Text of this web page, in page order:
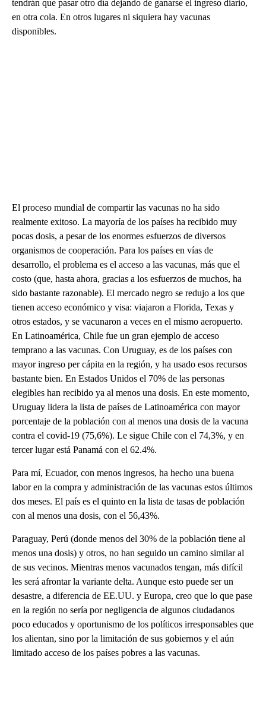
tendrán que pasar otro día dejando de ganarse el ingreso diario,
en otra cola. En otros lugares ni siquiera hay vacunas
disponibles.
El proceso mundial de compartir las vacunas no ha sido
realmente exitoso. La mayoría de los países ha recibido muy
pocas dosis, a pesar de los enormes esfuerzos de diversos
organismos de cooperación. Para los países en vías de
desarrollo, el problema es el acceso a las vacunas, más que el
costo (que, hasta ahora, gracias a los esfuerzos de muchos, ha
sido bastante razonable). El mercado negro se redujo a los que
tienen acceso económico y visa: viajaron a Florida, Texas y
otros estados, y se vacunaron a veces en el mismo aeropuerto.
En Latinoamérica, Chile fue un gran ejemplo de acceso
temprano a las vacunas. Con Uruguay, es de los países con
mayor ingreso per cápita en la región, y ha usado esos recursos
bastante bien. En Estados Unidos el 70% de las personas
elegibles han recibido ya al menos una dosis. En este momento,
Uruguay lidera la lista de países de Latinoamérica con mayor
porcentaje de la población con al menos una dosis de la vacuna
contra el covid-19 (75,6%). Le sigue Chile con el 74,3%, y en
tercer lugar está Panamá con el 62.4%.
Para mí, Ecuador, con menos ingresos, ha hecho una buena
labor en la compra y administración de las vacunas estos últimos
dos meses. El país es el quinto en la lista de tasas de población
con al menos una dosis, con el 56,43%.
Paraguay, Perú (donde menos del 30% de la población tiene al
menos una dosis) y otros, no han seguido un camino similar al
de sus vecinos. Mientras menos vacunados tengan, más difícil
les será afrontar la variante delta. Aunque esto puede ser un
desastre, a diferencia de EE.UU. y Europa, creo que lo que pase
en la región no sería por negligencia de algunos ciudadanos
poco educados y oportunismo de los políticos irresponsables que
los alientan, sino por la limitación de sus gobiernos y el aún
limitado acceso de los países pobres a las vacunas.